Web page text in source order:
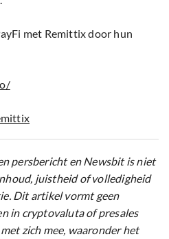
met Remittix door hun
persbericht en Newsbit is niet
juistheid of volledigheid
Dit artikel vormt geen
in cryptovaluta of presales
zich mee, waaronder het